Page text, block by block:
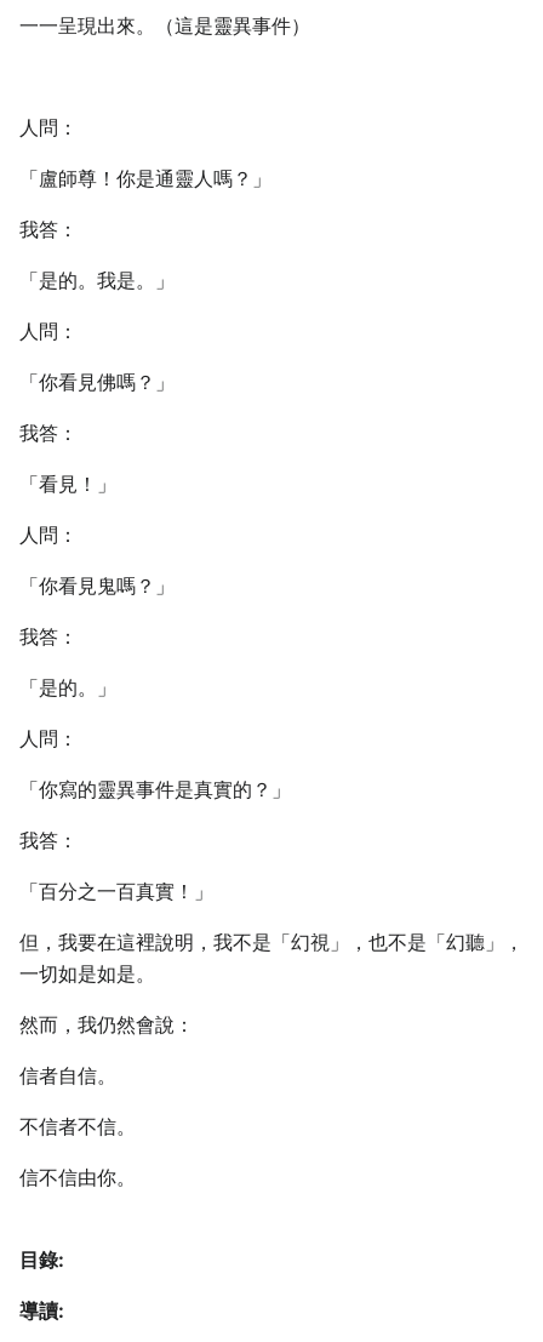
一一呈現出來。（這是靈異事件）
人問：
「盧師尊！你是通靈人嗎？」
我答：
「是的。我是。」
人問：
「你看見佛嗎？」
我答：
「看見！」
人問：
「你看見鬼嗎？」
我答：
「是的。」
人問：
「你寫的靈異事件是真實的？」
我答：
「百分之一百真實！」
但，我要在這裡說明，我不是「幻視」，也不是「幻聽」，
一切如是如是。
然而，我仍然會說：
信者自信。
不信者不信。
信不信由你。
目錄:
導讀: